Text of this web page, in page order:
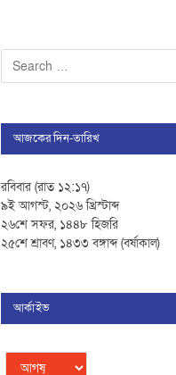
আজকের দিন-তারিখ
রবিবার (রাত ১২:১৭)
৯ই আগস্ট, ২০২৬ খ্রিস্টাব্দ
২৬শে সফর, ১৪৪৮ হিজরি
২৫শে শ্রাবণ, ১৪৩৩ বঙ্গাব্দ (বর্ষাকাল)
আর্কাইভ